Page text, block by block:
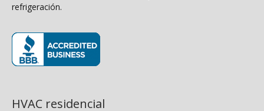
refrigeración.
HVAC residencial